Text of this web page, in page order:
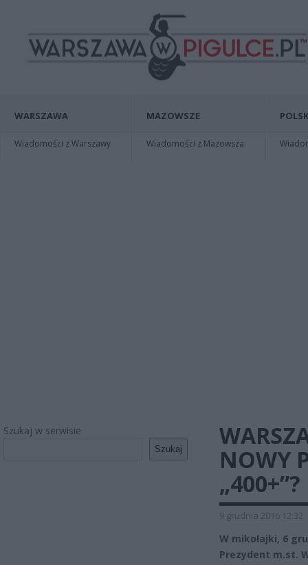
WARSZAWA
Wiadomości z Warszawy
MAZOWSZE
Wiadomości z Mazowsza
Szukaj w serwisie
Szukaj
NOWY
„400+”?
9 grudnia 2016 12:32
W mikołajki, 6
Prezydent m.st.